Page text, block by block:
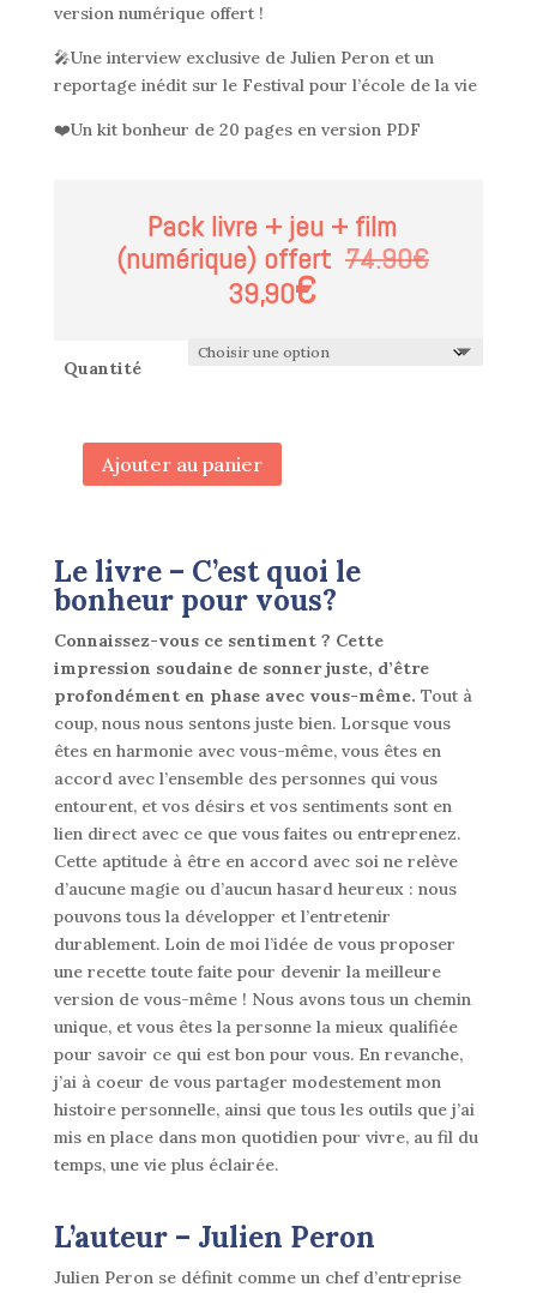
version numérique offert !
🎤Une interview exclusive de Julien Peron et un
reportage inédit sur le Festival pour l’école de la vie
❤️Un kit bonheur de 20 pages en version PDF
Pack livre + jeu + film
(numérique) offert 74.90€
39,90€
Quantité
quantité
C'est
quoi
le
bonheur
pour
vous
?
livre,
jeu
et
film
numérique
Ajouter au panier
Le livre – C’est quoi le
bonheur pour vous?
Connaissez-vous ce sentiment ? Cette
impression soudaine de sonner juste, d’être
profondément en phase avec vous-même. Tout à
coup, nous nous sentons juste bien. Lorsque vous
êtes en harmonie avec vous-même, vous êtes en
accord avec l’ensemble des personnes qui vous
entourent, et vos désirs et vos sentiments sont en
lien direct avec ce que vous faites ou entreprenez.
Cette aptitude à être en accord avec soi ne relève
d’aucune magie ou d’aucun hasard heureux : nous
pouvons tous la développer et l’entretenir
durablement. Loin de moi l’idée de vous proposer
une recette toute faite pour devenir la meilleure
version de vous-même ! Nous avons tous un chemin
unique, et vous êtes la personne la mieux qualifiée
pour savoir ce qui est bon pour vous. En revanche,
j’ai à coeur de vous partager modestement mon
histoire personnelle, ainsi que tous les outils que j’ai
mis en place dans mon quotidien pour vivre, au fil du
temps, une vie plus éclairée.
L’auteur – Julien Peron
Julien Peron se définit comme un chef d’entreprise